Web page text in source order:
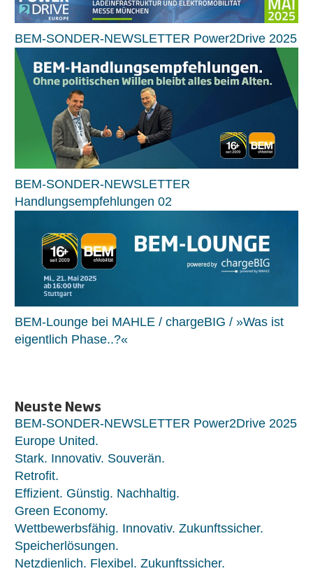
BEM-SONDER-NEWSLETTER Power2Drive 2025
BEM-SONDER-NEWSLETTER
Handlungsempfehlungen 02
BEM-Lounge bei MAHLE / chargeBIG / »Was ist
eigentlich Phase..?«
Neuste News
BEM-SONDER-NEWSLETTER Power2Drive 2025
Europe United.
Stark. Innovativ. Souverän.
Retrofit.
Effizient. Günstig. Nachhaltig.
Green Economy.
Wettbewerbsfähig. Innovativ. Zukunftssicher.
Speicherlösungen.
Netzdienlich. Flexibel. Zukunftssicher.